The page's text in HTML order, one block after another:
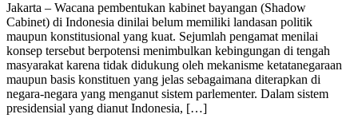
Jakarta – Wacana pembentukan kabinet bayangan (Shadow
Cabinet) di Indonesia dinilai belum memiliki landasan politik
maupun konstitusional yang kuat. Sejumlah pengamat menilai
konsep tersebut berpotensi menimbulkan kebingungan di tengah
masyarakat karena tidak didukung oleh mekanisme ketatanegaraan
maupun basis konstituen yang jelas sebagaimana diterapkan di
negara-negara yang menganut sistem parlementer. Dalam sistem
presidensial yang dianut Indonesia, […]